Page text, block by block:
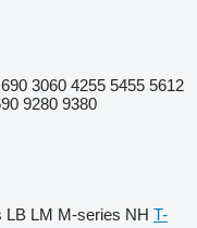
690 3060 4255 5455 5612
9280 9380
LB LM M-series NH T-